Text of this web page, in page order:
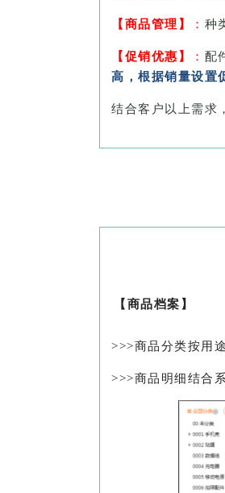
【商品管理】 ： 种
【促销优惠】 ： 配
高，根据销量设置
结合客户以上需求
【商品档案】
>>>商品分类按用
>>>商品明细结合